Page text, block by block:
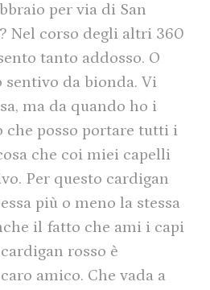
per via di San
Nel corso degli altri 360
tanto addosso. O
sentivo da bionda. Vi
ma da quando ho i
che posso portare tutti i
che coi miei capelli
Per questo cardigan
più o meno la stessa
il fatto che ami i capi
rosso è
amico. Che vada a